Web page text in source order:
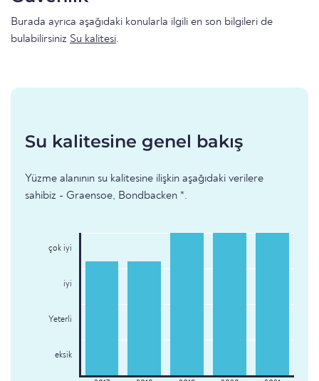
Burada ayrıca aşağıdaki konularla ilgili en son bilgileri de
bulabilirsiniz Su kalitesi.
Su kalitesine genel bakış
Yüzme alanının su kalitesine ilişkin aşağıdaki verilere
sahibiz - Graensoe, Bondbacken *.
çok iyi
iyi
Yeterli
eksik